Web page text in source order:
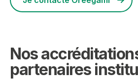
Nos
partenaires